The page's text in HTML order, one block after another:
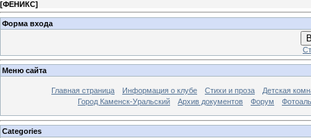
[ФЕНИКС]
Форма входа
Меню сайта
Главная страница Информация о клубе Стихи и проза
Детская
Город Каменск-Уральский
Архив документов Форум
Categories